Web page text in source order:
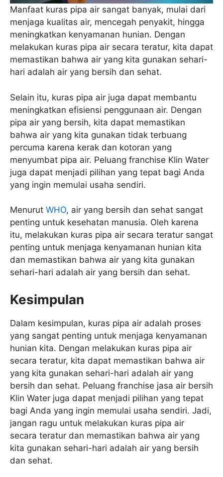
Manfaat kuras pipa air sangat banyak, mulai dari
menjaga kualitas air, mencegah penyakit, hingga
meningkatkan kenyamanan hunian. Dengan
melakukan kuras pipa air secara teratur, kita dapat
memastikan bahwa air yang kita gunakan sehari-
hari adalah air yang bersih dan sehat.
Selain itu, kuras pipa air juga dapat membantu
meningkatkan efisiensi penggunaan air. Dengan
pipa air yang bersih, kita dapat memastikan
bahwa air yang kita gunakan tidak terbuang
percuma karena kerak dan kotoran yang
menyumbat pipa air. Peluang franchise Klin Water
juga dapat menjadi pilihan yang tepat bagi Anda
yang ingin memulai usaha sendiri.
Menurut WHO, air yang bersih dan sehat sangat
penting untuk kesehatan manusia. Oleh karena
itu, melakukan kuras pipa air secara teratur sangat
penting untuk menjaga kenyamanan hunian kita
dan memastikan bahwa air yang kita gunakan
sehari-hari adalah air yang bersih dan sehat.
Kesimpulan
Dalam kesimpulan, kuras pipa air adalah proses
yang sangat penting untuk menjaga kenyamanan
hunian kita. Dengan melakukan kuras pipa air
secara teratur, kita dapat memastikan bahwa air
yang kita gunakan sehari-hari adalah air yang
bersih dan sehat. Peluang franchise jasa air bersih
Klin Water juga dapat menjadi pilihan yang tepat
bagi Anda yang ingin memulai usaha sendiri. Jadi,
jangan ragu untuk melakukan kuras pipa air
secara teratur dan memastikan bahwa air yang
kita gunakan sehari-hari adalah air yang bersih
dan sehat.